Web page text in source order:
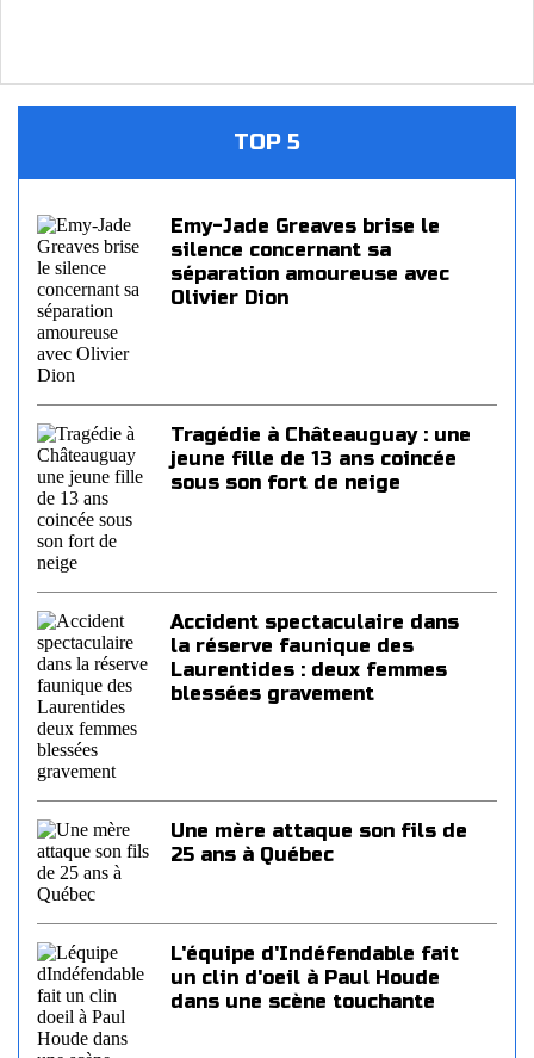
TOP 5
Emy-Jade Greaves brise le
silence concernant sa
séparation amoureuse avec
Olivier Dion
Tragédie à Châteauguay : une
jeune fille de 13 ans coincée
sous son fort de neige
Accident spectaculaire dans
la réserve faunique des
Laurentides : deux femmes
blessées gravement
Une mère attaque son fils de
25 ans à Québec
L'équipe d'Indéfendable fait
un clin d'oeil à Paul Houde
dans une scène touchante